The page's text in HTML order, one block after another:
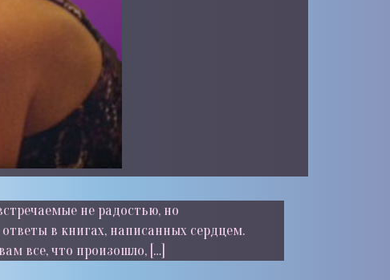
не радостью, но
в книгах, написанных сердцем.
все, что произошло, […]